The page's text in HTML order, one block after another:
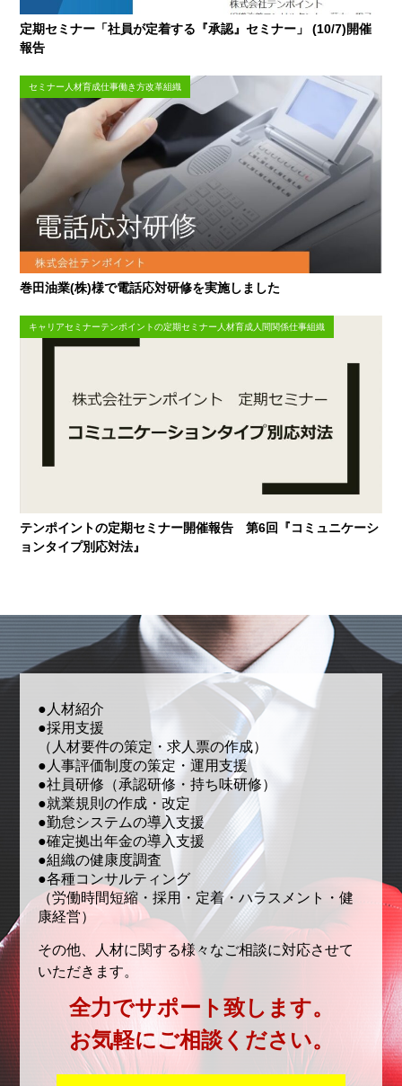
定期セミナー「社員が定着する『承認』セミナー」 (10/7)開催
報告
セミナー人材育成仕事働き方改革組織
巻田油業(株)様で電話応対研修を実施しました
キャリアセミナーテンポイントの定期セミナー人材育成人間関係仕事組織
テンポイントの定期セミナー開催報告 第6回『コミュニケーシ
ョンタイプ別応対法』
●人材紹介
●採用支援
（人材要件の策定・求人票の作成）
●人事評価制度の策定・運用支援
●社員研修（承認研修・持ち味研修）
●就業規則の作成・改定
●勤怠システムの導入支援
●確定拠出年金の導入支援
●組織の健康度調査
●各種コンサルティング
（労働時間短縮・採用・定着・ハラスメント・健
康経営）
その他、人材に関する様々なご相談に対応させて
いただきます。
全力でサポート致します。
お気軽にご相談ください。